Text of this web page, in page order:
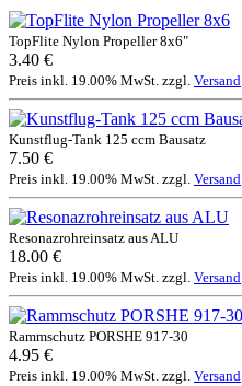
TopFlite Nylon Propeller 8x6"
3.40 €
Preis inkl. 19.00% MwSt. zzgl. Versand
Kunstflug-Tank 125 ccm Bausatz
7.50 €
Preis inkl. 19.00% MwSt. zzgl. Versand
Resonazrohreinsatz aus ALU
18.00 €
Preis inkl. 19.00% MwSt. zzgl. Versand
Rammschutz PORSHE 917-30
4.95 €
Preis inkl. 19.00% MwSt. zzgl. Versand